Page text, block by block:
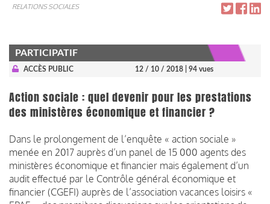
RELATIONS SOCIALES
PARTICIPATIF
ACCÈS PUBLIC 12 / 10 / 2018 | 94 vues
Action sociale : quel devenir pour les prestations
des ministères économique et financier ?
Dans le prolongement de l’enquête « action sociale »
menée en 2017 auprès d’un panel de 15 000 agents des
ministères économique et financier mais également d’un
audit effectué par le Contrôle général économique et
financier (CGEFI) auprès de l’association vacances loisirs «